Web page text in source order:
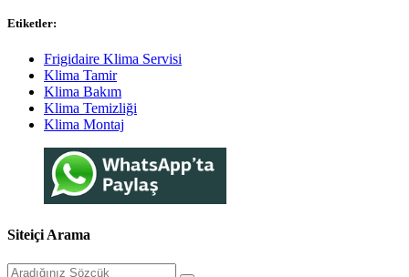
Etiketler:
Frigidaire Klima Servisi
Klima Tamir
Klima Bakım
Klima Temizliği
Klima Montaj
Siteiçi Arama